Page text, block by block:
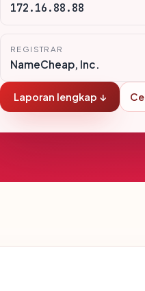
172.16.88.88
REGISTRAR
NameCheap, Inc.
Laporan lengkap ↓